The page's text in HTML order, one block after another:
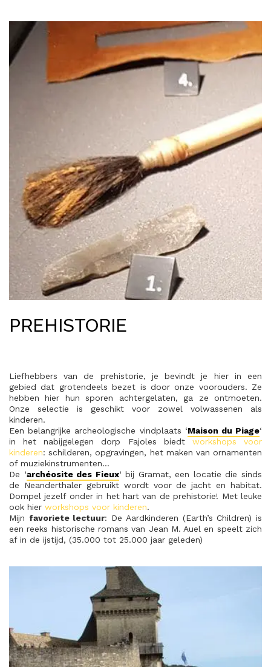
PREHISTORIE
Liefhebbers van de prehistorie, je bevindt je hier in een
gebied dat grotendeels bezet is door onze voorouders. Ze
hebben hier hun sporen achtergelaten, ga ze ontmoeten.
Onze selectie is geschikt voor zowel volwassenen als
kinderen.
Een belangrijke archeologische vindplaats ‘Maison du Piage‘
in het nabijgelegen dorp Fajoles biedt workshops voor
kinderen: schilderen, opgravingen, het maken van ornamenten
of muziekinstrumenten…
De ‘archéosite des Fieux‘ bij Gramat, een locatie die sinds
de Neanderthaler gebruikt wordt voor de jacht en habitat.
Dompel jezelf onder in het hart van de prehistorie! Met leuke
ook hier workshops voor kinderen.
Mijn favoriete lectuur: De Aardkinderen (Earth’s Children) is
een reeks historische romans van Jean M. Auel en speelt zich
af in de ijstijd, (35.000 tot 25.000 jaar geleden)